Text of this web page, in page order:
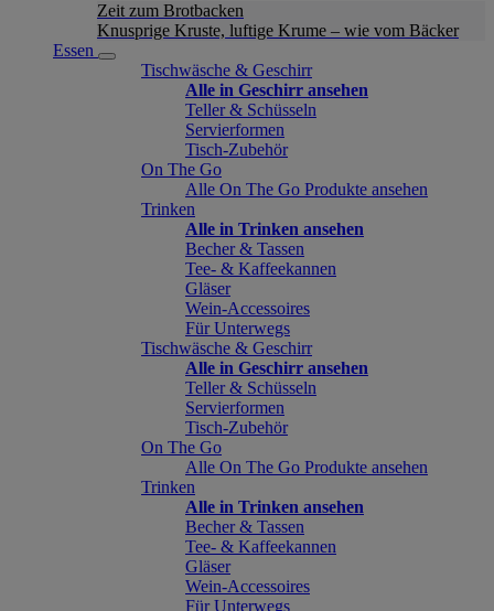
Zeit zum Brotbacken
Knusprige Kruste, luftige Krume – wie vom Bäcker
Essen
Tischwäsche & Geschirr
Alle in Geschirr ansehen
Teller & Schüsseln
Servierformen
Tisch-Zubehör
On The Go
Alle On The Go Produkte ansehen
Trinken
Alle in Trinken ansehen
Becher & Tassen
Tee- & Kaffeekannen
Gläser
Wein-Accessoires
Für Unterwegs
Tischwäsche & Geschirr
Alle in Geschirr ansehen
Teller & Schüsseln
Servierformen
Tisch-Zubehör
On The Go
Alle On The Go Produkte ansehen
Trinken
Alle in Trinken ansehen
Becher & Tassen
Tee- & Kaffeekannen
Gläser
Wein-Accessoires
Für Unterwegs